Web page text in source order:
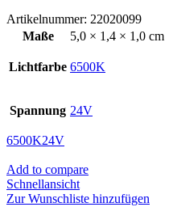
Artikelnummer: 22020099
Maße
5,0 × 1,4 × 1,0 cm
Lichtfarbe 6500K
Spannung 24V
6500K24V
Add to compare
Schnellansicht
Zur Wunschliste hinzufügen